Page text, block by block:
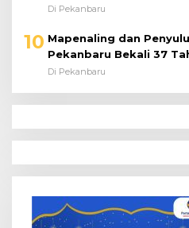
Dibekali Keterampilan
Di Pekanbaru
10 Mapenaling dan
Pekanbaru Bekali 37
Edukasi TBC, HIV, dan
Di Pekanbaru